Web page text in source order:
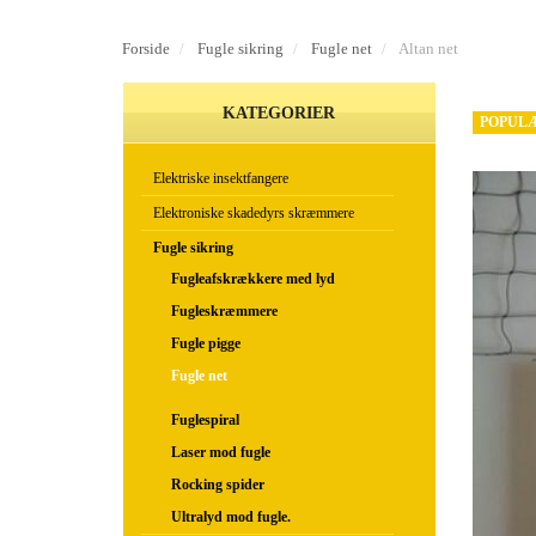
Forside Fugle sikring Fugle net Altan net
KATEGORIER
Elektriske insektfangere
Elektroniske skadedyrs skræmmere
Fugle sikring
Fugleafskrækkere med lyd
Fugleskræmmere
Fugle pigge
Fugle net
Fuglespiral
Laser mod fugle
Rocking spider
Ultralyd mod fugle.